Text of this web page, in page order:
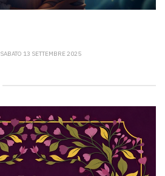
SABATO 13 SETTEMBRE 2025